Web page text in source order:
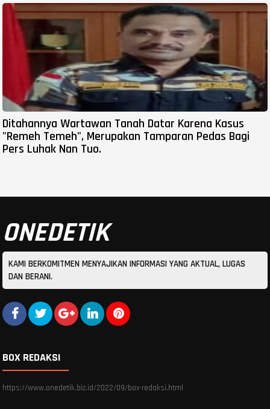
Ditahannya Wartawan Tanah Datar Karena Kasus
"Remeh Temeh", Merupakan Tamparan Pedas Bagi
Pers Luhak Nan Tuo.
ONEDETIK
KAMI BERKOMITMEN MENYAJIKAN INFORMASI YANG AKTUAL, LUGAS
DAN BERANI.
BOX REDAKSI
https://www.onedetik.biz.id/2022/09/box-redaksi.html